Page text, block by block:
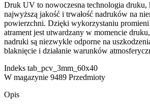
Druk UV to nowoczesna technologia druku,
najwyższą jakość i trwałość nadruków na
powierzchni. Dzięki wykorzystaniu
atrament jest utwardzany w momencie
nadruki są niezwykle odporne na
blaknięcie i działanie warunków
Indeks tab_pcv_3mm_60x40
W magazynie 9489 Przedmioty
Opis